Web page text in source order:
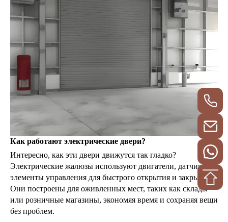
Как работают электрические двери?
Интересно, как эти двери движутся так гладко?
Электрические жалюзы используют двигатели, датчики и
элементы управления для быстрого открытия и закрытия.
Они построены для оживленных мест, таких как склады
или розничные магазины, экономяя время и сохраняя вещи
без проблем.